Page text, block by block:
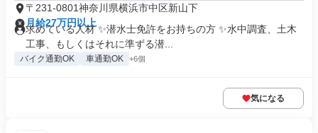
〒231-0801神奈川県横浜市中区新山下
月給27万円以上
求めている人材 ✨潜水士免許をお持ちの方 ✨水中調査、土木
工事、もしくはそれに準ずる潜...
バイク通勤OK 車通勤OK +6個
気になる